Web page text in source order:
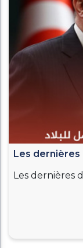
Les
Les dernières